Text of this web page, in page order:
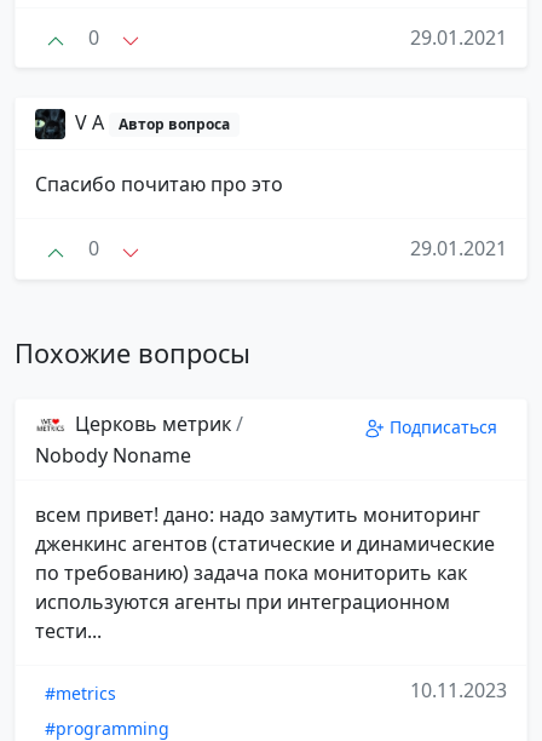
0 29.01.2021
V A Автор вопроса
Спасибо почитаю про это
0 29.01.2021
Похожие вопросы
Церковь метрик/
Nobody Noname
Подписаться
всем привет! дано: надо замутить мониторинг
дженкинс агентов (статические и динамические
по требованию) задача пока мониторить как
используются агенты при интеграционном
тести...
#metrics
#programming
10.11.2023